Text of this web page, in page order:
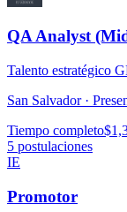
QA Analyst
Talento estratégico
San Salvador ·
Tiempo completo
5 postulaciones
IE
Promotor